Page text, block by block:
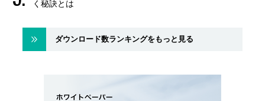
く秘訣とは
ダウンロード数ランキングをもっと見る